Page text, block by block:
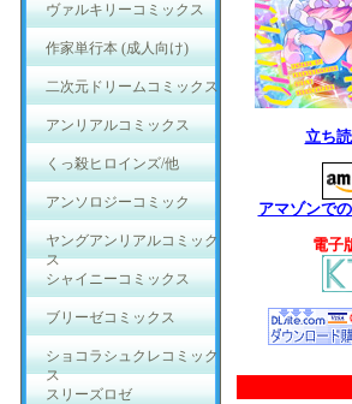
ヴァルキリーコミックス
作家単行本 (成人向け)
二次元ドリームコミックス
アンリアルコミックス
くっ殺ヒロインズ/他
アンソロジーコミック
ヤングアンリアルコミック
ス
シャイニーコミックス
ブリーゼコミックス
ショコラシュクレコミック
ス
スリーズロゼ
立ち
アマゾンで
電子